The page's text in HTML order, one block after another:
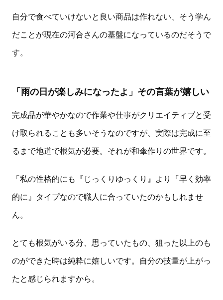
自分で食べていけないと良い商品は作れない、そう学ん
だことが現在の河合さんの基盤になっているのだそうで
す。
「雨の日が楽しみになったよ」その言葉が嬉しい
完成品が華やかなので作業や仕事がクリエイティブと受
け取られることも多いそうなのですが、実際は完成に至
るまで地道で根気が必要。それが和傘作りの世界です。
「私の性格的にも『じっくりゆっくり』より『早く効率
的に』タイプなので職人に合っていたのかもしれませ
ん。
とても根気がいる分、思っていたもの、狙った以上のも
のができた時は純粋に嬉しいです。自分の技量が上がっ
たと感じられますから。